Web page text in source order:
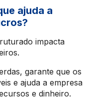
ajuda a
impacta
garante que os
e ajuda a empresa
e dinheiro.